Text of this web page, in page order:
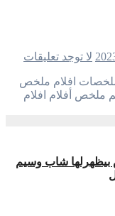
لا توجد تعليقات
ملخص أفلام افلام
بيظهرلها شاب وسيم